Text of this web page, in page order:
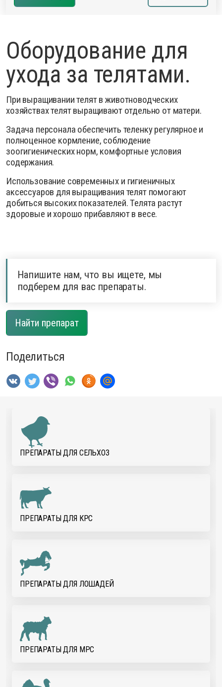
Оборудование для
ухода за телятами.
При выращивании телят в животноводческих
хозяйствах телят выращивают отдельно от матери.
Задача персонала обеспечить теленку регулярное и
полноценное кормление, соблюдение
зоогигиенических норм, комфортные условия
содержания.
Использование современных и гигиеничных
аксессуаров для выращивания телят помогают
добиться высоких показателей. Телята растут
здоровые и хорошо прибавляют в весе.
Напишите нам, что вы ищете, мы
подберем для вас препараты.
Найти препарат
Поделиться
ПРЕПАРАТЫ ДЛЯ CЕЛЬХОЗ
ПРЕПАРАТЫ ДЛЯ КРС
ПРЕПАРАТЫ ДЛЯ ЛОШАДЕЙ
ПРЕПАРАТЫ ДЛЯ МРС